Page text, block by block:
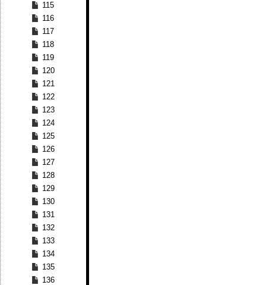
115
116
117
118
119
120
121
122
123
124
125
126
127
128
129
130
131
132
133
134
135
136